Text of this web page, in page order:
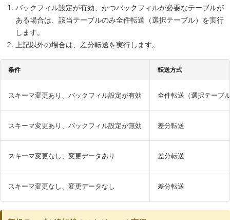
バックフィル設定が有効、かつバックフィルが必要なテーブルが
ある場合は、該当テーブルのみ全件転送（選択テーブル）を実行
します。
上記以外の場合は、差分転送を実行します。
条件 転送方式
スキーマ変更あり、バックフィル設定が有効 全件転送（選択テーブ
スキーマ変更あり、バックフィル設定が無効 差分転送
スキーマ変更なし、変更データあり 差分転送
スキーマ変更なし、変更データなし 差分転送